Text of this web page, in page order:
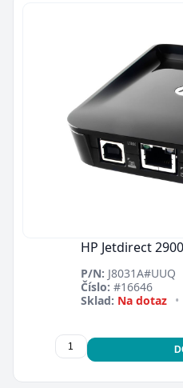
HP Jetdirect
P/N: J8031A#UUQ
Číslo: #16646
Sklad: Na dotaz •